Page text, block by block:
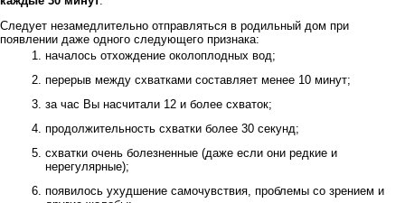
Следует незамедлительно отправляться в родильный дом при
появлении даже одного следующего признака:
началось отхождение околоплодных вод;
перерыв между схватками составляет менее 10 минут;
за час Вы насчитали 12 и более схваток;
продолжительность схватки более 30 секунд;
схватки очень болезненные (даже если они редкие и
нерегулярные);
появилось ухудшение самочувствия, проблемы со зрением и